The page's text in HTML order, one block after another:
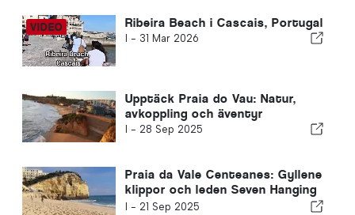
Ribeira Beach i Cascais, Portugal
I - 31 Mar 2026
Upptäck Praia do Vau: Natur,
avkoppling och äventyr
I - 28 Sep 2025
Praia da Vale Centeanes: Gyllene
klippor och leden Seven Hanging
Valleys
I - 21 Sep 2025